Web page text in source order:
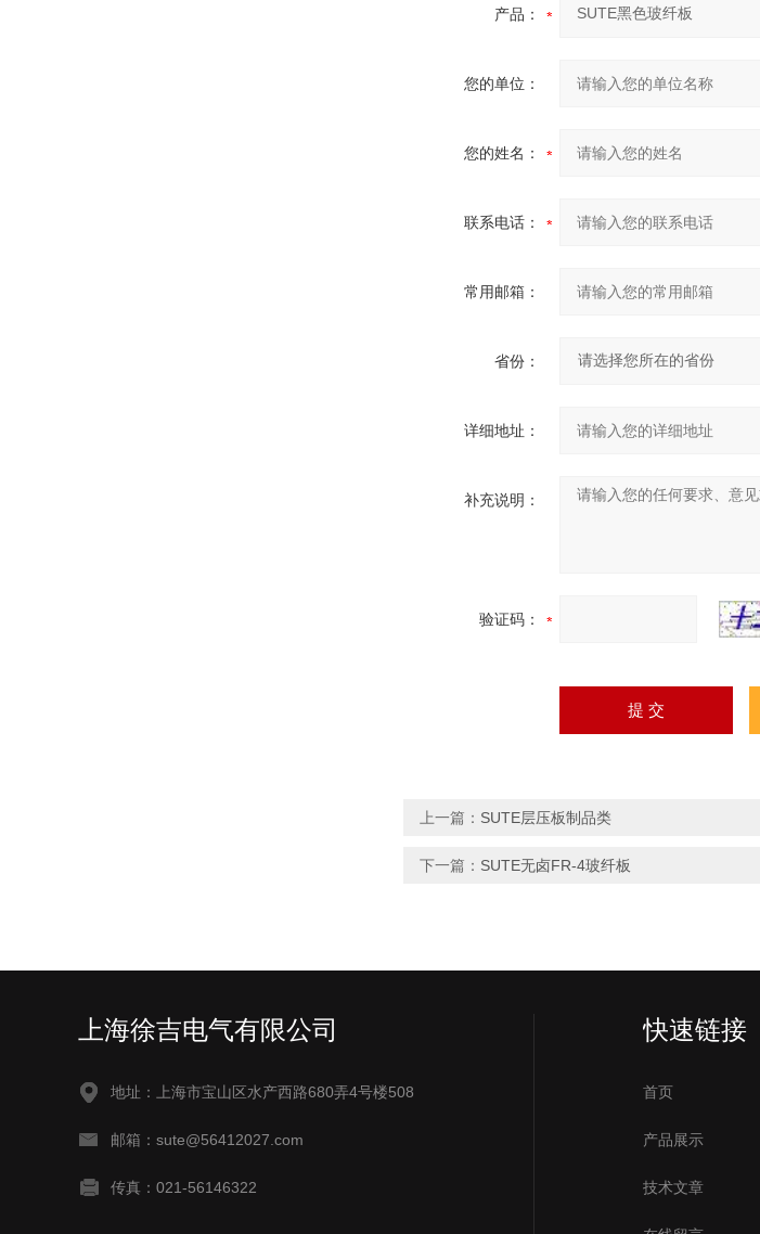
产品：
您的单位：
您的姓名：
联系电话：
常用邮箱：
省份：
详细地址：
补充说明：
验证码：
上一篇： SUTE层压板制品类
下一篇： SUTE无卤FR-4玻纤板
上海徐吉电气有限公司
地址：上海市宝山区水产西路680弄4号楼508
邮箱：sute@56412027.com
传真：021-56146322
快速链接
首页
产品展示
技术文章